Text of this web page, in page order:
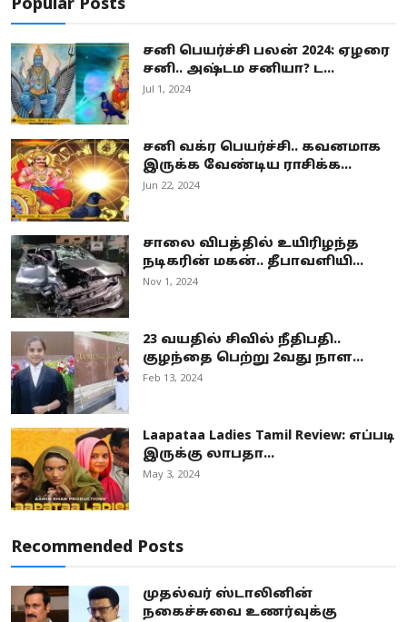
Popular Posts
சனி பெயர்ச்சி பலன் 2024: ஏழரை
சனி.. அஷ்டம சனியா? ட...
Jul 1, 2024
சனி வக்ர பெயர்ச்சி.. கவனமாக
இருக்க வேண்டிய ராசிக்க...
Jun 22, 2024
சாலை விபத்தில் உயிரிழந்த
நடிகரின் மகன்.. தீபாவளியி...
Nov 1, 2024
23 வயதில் சிவில் நீதிபதி..
குழந்தை பெற்று 2வது நாள...
Feb 13, 2024
Laapataa Ladies Tamil Review: எப்படி
இருக்கு லாபதா...
May 3, 2024
Recommended Posts
முதல்வர் ஸ்டாலினின்
நகைச்சுவை உணர்வுக்கு